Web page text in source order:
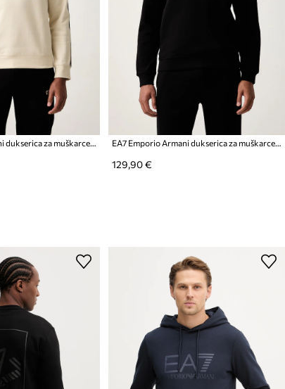
EA7 Emporio Armani dukserica za muškarce s pamukom EA7 Emporio Armani dukserica za muškarce od pamuka
129,90 €